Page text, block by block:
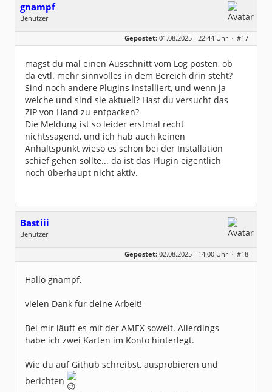
gnampf
Benutzer
Geschlecht:
keine Angabe
Dabei seit:
07 / 2025
Gepostet: 01.08.2025 - 22:44 Uhr · #17
magst du mal einen Ausschnitt vom Log posten, ob
da evtl. mehr sinnvolles in dem Bereich drin steht?
Sind noch andere Plugins installiert, und wenn ja
welche und sind sie aktuell? Hast du versucht das
ZIP von Hand zu entpacken?
Die Meldung ist so leider erstmal recht
nichtssagend, und ich hab auch keinen
Anhaltspunkt wieso es schon bei der Installation
schief gehen sollte... da ist das Plugin eigentlich
noch überhaupt nicht aktiv.
Bastiii
Benutzer
Dabei seit:
11 / 2022
Gepostet: 02.08.2025 - 14:00 Uhr · #18
Hallo gnampf,
vielen Dank für deine Arbeit!
Bei mir läuft es mit der AMEX soweit. Allerdings
habe ich zwei Karten im Konto hinterlegt.
Wie du auf Github schreibst, ausprobieren und
berichten